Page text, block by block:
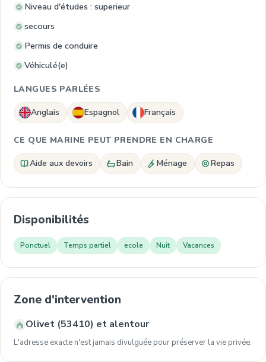
Niveau d'études : superieur
secours
Permis de conduire
Véhiculé(e)
LANGUES PARLÉES
Anglais Espagnol Français
CE QUE MARINE PEUT PRENDRE EN CHARGE
Aide aux devoirs Bain Ménage Repas
Disponibilités
Ponctuel Temps partiel ecole Nuit Vacances
Zone d'intervention
Olivet (53410) et alentour
L'adresse exacte n'est jamais divulguée pour préserver la vie privée.